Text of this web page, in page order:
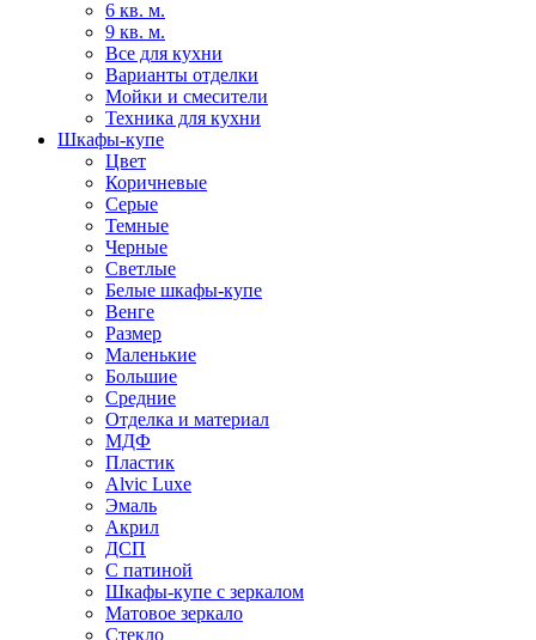
6 кв. м.
9 кв. м.
Все для кухни
Варианты отделки
Мойки и смесители
Техника для кухни
Шкафы-купе
Цвет
Коричневые
Серые
Темные
Черные
Светлые
Белые шкафы-купе
Венге
Размер
Маленькие
Большие
Средние
Отделка и материал
МДФ
Пластик
Alvic Luxe
Эмаль
Акрил
ДСП
С патиной
Шкафы-купе с зеркалом
Матовое зеркало
Стекло